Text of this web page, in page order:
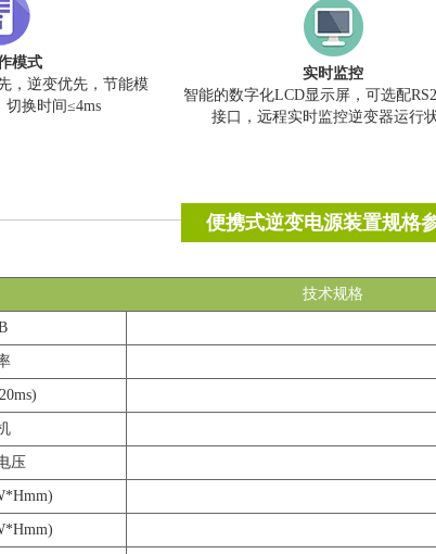
模式
，逆变优先，节能模
换时间≤4ms
实时监控
智能的数字化LCD显示屏，可选配
接口，远程实时监控逆变器运行
便携式逆变电源装置规格
技术规格
压